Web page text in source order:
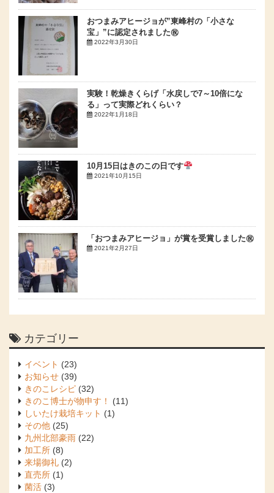
おつまみアヒージョが”東峰村の「小さな
宝」”に認定されました㊗
2022年3月30日
実験！乾燥きくらげ「水戻しで7～10倍にな
る」って実際どれくらい？
2022年1月18日
10月15日はきのこの日です
2021年10月15日
「おつまみアヒージョ」が賞を受賞しました㊗
2021年2月27日
カテゴリー
イベント (23)
お知らせ (39)
きのこレシピ (32)
きのこ博士が物申す！
(11)
しいたけ栽培キット (1)
その他 (25)
九州北部豪雨 (22)
加工所 (8)
来場御礼 (2)
直売所 (1)
菌活 (3)